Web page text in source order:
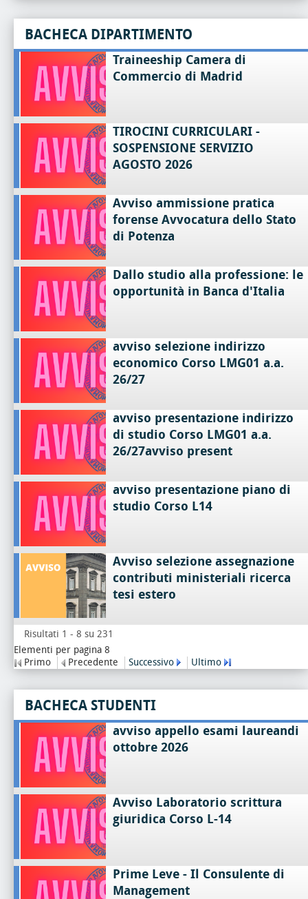
BACHECA DIPARTIMENTO
Traineeship Camera di
Commercio di Madrid
TIROCINI CURRICULARI -
SOSPENSIONE SERVIZIO
AGOSTO 2026
Avviso ammissione pratica
forense Avvocatura dello Stato
di Potenza
Dallo studio alla professione: le
opportunità in Banca d'Italia
avviso selezione indirizzo
economico Corso LMG01 a.a.
26/27
avviso presentazione indirizzo
di studio Corso LMG01 a.a.
26/27avviso present
avviso presentazione piano di
studio Corso L14
Avviso selezione assegnazione
contributi ministeriali ricerca
tesi estero
Risultati 1 - 8 su 231
Elementi per pagina 8
Primo
Precedente Successivo Ultimo
BACHECA STUDENTI
avviso appello esami laureandi
ottobre 2026
Avviso Laboratorio scrittura
giuridica Corso L-14
Prime Leve - Il Consulente di
Management